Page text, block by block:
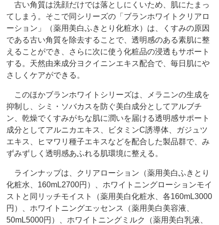
古い角質は洗顔だけでは落としにくいため、肌にたまっ
てしまう。そこで同シリーズの「ブランホワイトクリアロ
ーション」（薬用美白ふきとり化粧水）は、くすみの原因
である古い角質を除去することで、透明感のある素肌に整
えることができ、さらに次に使う化粧品の浸透もサポート
する。天然由来成分ヨクイニンエキス配合で、毎日肌にや
さしくケアができる。
このほかブランホワイトシリーズは、メラニンの生成を
抑制し、シミ・ソバカスを防ぐ美白成分としてアルブチ
ン、乾燥でくすみがちな肌に潤いを届ける透明感サポート
成分としてアルニカエキス、ビタミンC誘導体、ガジュツ
エキス、ヒマワリ種子エキスなどを配合した製品群で、み
ずみずしく透明感あふれる肌環境に整える。
ラインナップは、クリアローション（薬用美白ふきとり
化粧水、160mL2700円）、ホワイトニングローションモイ
ストと同リッチモイスト（薬用美白化粧水、各160mL3000
円）、ホワイトニングエッセンス（薬用美白美容液、
50mL5000円）、ホワイトニングミルク（薬用美白乳液、